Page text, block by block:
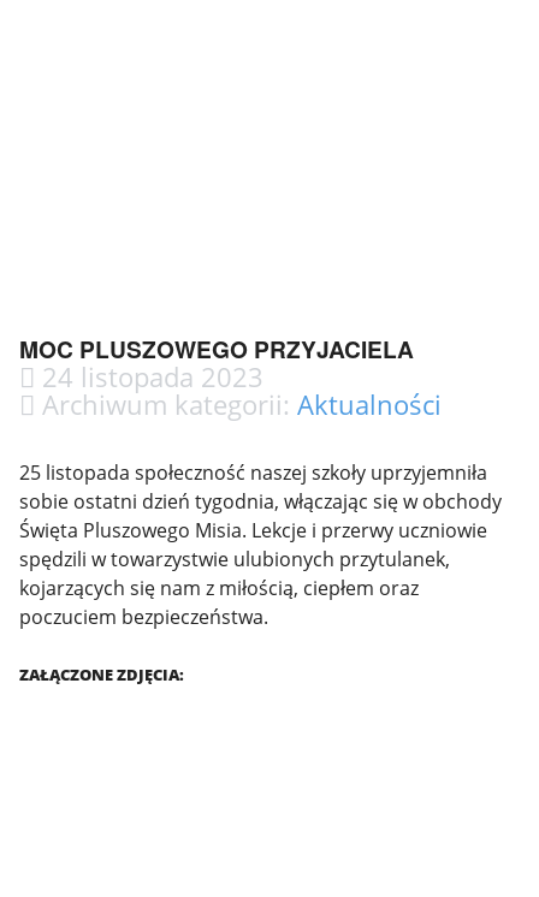
MOC PLUSZOWEGO PRZYJACIELA
24 listopada 2023
Archiwum kategorii: Aktualności
25 listopada społeczność naszej szkoły uprzyjemniła
sobie ostatni dzień tygodnia, włączając się w obchody
Święta Pluszowego Misia. Lekcje i przerwy uczniowie
spędzili w towarzystwie ulubionych przytulanek,
kojarzących się nam z miłością, ciepłem oraz
poczuciem bezpieczeństwa.
ZAŁĄCZONE ZDJĘCIA: